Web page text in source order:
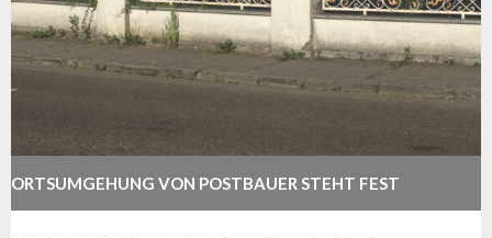
ORTSUMGEHUNG VON POSTBAUER STEHT FEST